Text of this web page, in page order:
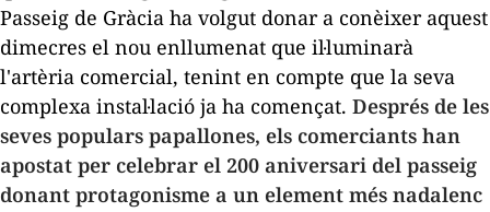
Passeig de Gràcia ha volgut donar a conèixer aquest
dimecres el nou enllumenat que il·luminarà
l'artèria comercial, tenint en compte que la seva
complexa instal·lació ja ha començat. Després de les
seves populars papallones, els comerciants han
apostat per celebrar el 200 aniversari del passeig
donant protagonisme a un element més nadalenc